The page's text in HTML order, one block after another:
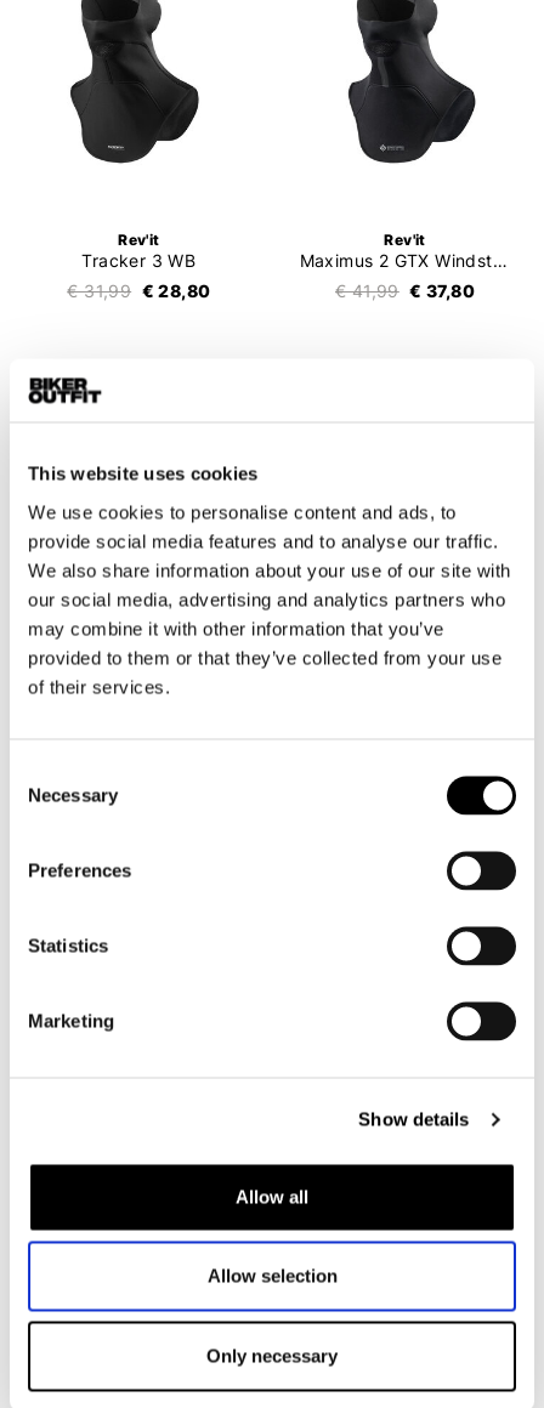
This website uses cookies
We use cookies to personalise content and ads, to
provide social media features and to analyse our traffic.
We also share information about your use of our site with
our social media, advertising and analytics partners who
may combine it with other information that you’ve
provided to them or that they’ve collected from your use
of their services.
Selection
Necessary
Preferences
Statistics
Marketing
Show details
Allow all
Allow selection
Only necessary
Rev'it
Tracker 3 WB
€ 31,99 € 28,80
Rev'it
Maximus 2 GTX Windstopper
€ 41,99 € 37,80
Alpinestars
Balaclava Winter
Richa
€ 33,95 € 30,55